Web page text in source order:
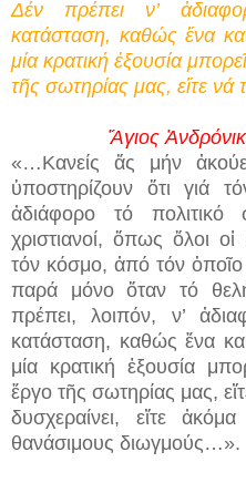
Δέν πρέπει ν’
κατάσταση, καθώς ἕνα
μία κρατική ἐξουσία
τῆς σωτηρίας μας, εἴτε νά
Ἅγιος
«…Κανείς ἄς μήν
ὑποστηρίζουν ὅτι γιά
ἀδιάφορο τό
χριστιανοί, ὅπως ὅλοι
τόν κόσμο, ἀπό τόν
παρά μόνο ὅταν τό
πρέπει, λοιπόν, ν’
κατάσταση, καθώς ἕνα
μία κρατική ἐξουσία
ἔργο τῆς σωτηρίας μας,
δυσχεραίνει, εἴτε
θανάσιμους διωγμούς…».